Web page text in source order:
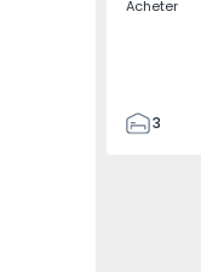
Acheter
3